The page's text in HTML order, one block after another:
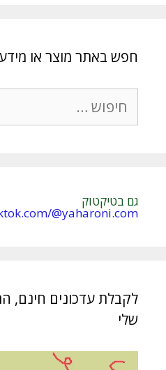
חפש באתר מוצר או מידע
חיפוש:
גם בטיקטוק
@yaharoni.com
לקבלת עדכונים חינם,
שלי